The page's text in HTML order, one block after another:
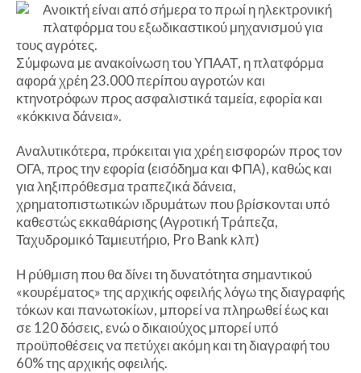
Ανοικτή είναι από σήμερα το πρωί η ηλεκτρονική
πλατφόρμα του εξωδικαστικού μηχανισμού για
τους αγρότες.
Σύμφωνα με ανακοίνωση του ΥΠΑΑΤ, η πλατφόρμα
αφορά χρέη 23.000 περίπου αγροτών και
κτηνοτρόφων προς ασφαλιστικά ταμεία, εφορία και
«κόκκινα δάνεια».
Αναλυτικότερα, πρόκειται για χρέη εισφορών προς τον
ΟΓΑ, προς την εφορία (εισόδημα και ΦΠΑ), καθώς και
για ληξιπρόθεσμα τραπεζικά δάνεια,
χρηματοπιστωτικών ιδρυμάτων που βρίσκονται υπό
καθεστώς εκκαθάρισης (Αγροτική Τράπεζα,
Ταχυδρομικό Ταμιευτήριο, Pro Bank κλπ)
Η ρύθμιση που θα δίνει τη δυνατότητα σημαντικού
«κουρέματος» της αρχικής οφειλής λόγω της διαγραφής
τόκων και πανωτοκίων, μπορεί να πληρωθεί έως και
σε 120 δόσεις, ενώ ο δικαιούχος μπορεί υπό
προϋποθέσεις να πετύχει ακόμη και τη διαγραφή του
60% της αρχικής οφειλής.